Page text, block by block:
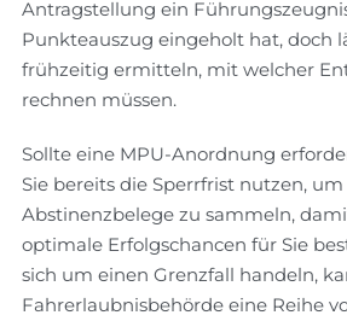
Antragstellung ein
Punkteauszug eingeholt hat, doch
frühzeitig ermitteln, mit welcher
rechnen müssen.
Sollte eine MPU-Anordnung
Sie bereits die Sperrfrist nutzen,
Abstinenzbelege zu sammeln,
optimale Erfolgschancen für Sie
sich um einen Grenzfall handeln,
Fahrerlaubnisbehörde eine Reihe